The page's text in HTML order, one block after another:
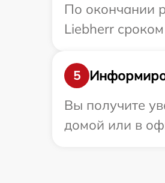
По окончании
Liebherr
5
Вы получите
домой или в